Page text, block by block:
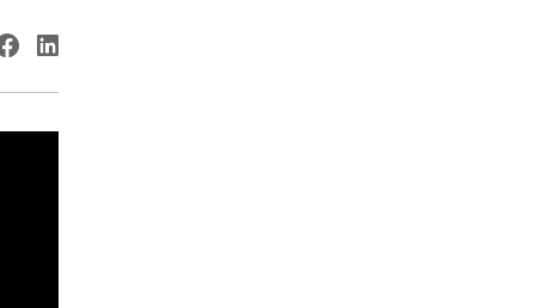
Facebook
LinkedIn